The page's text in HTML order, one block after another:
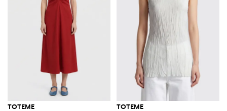
TOTEME TOTEME